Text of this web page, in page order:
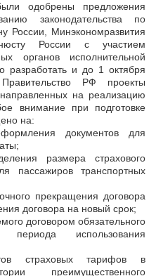
одобрены предложения
законодательства по
Минэкономразвития
России с участием
органов исполнительной
разработать и до 1 октября
РФ проекты
на реализацию
внимание при подготовке
на:
документов для
размера страхового
пассажиров транспортных
прекращения договора
договора на новый срок;
договором обязательного
периода использования
страховых тарифов в
преимущественного